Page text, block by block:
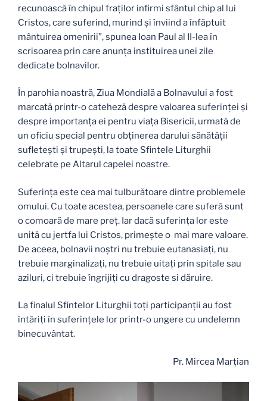
recunoască în chipul fraților infirmi sfântul chip al lui
Cristos, care suferind, murind şi înviind a înfăptuit
mântuirea omenirii”, spunea Ioan Paul al II-lea în
scrisoarea prin care anunța instituirea unei zile
dedicate bolnavilor.
În parohia noastră, Ziua Mondială a Bolnavului a fost
marcată printr-o cateheză despre valoarea suferinţei şi
despre importanţa ei pentru viaţa Bisericii, urmată de
un oficiu special pentru obţinerea darului sănătăţii
sufleteşti şi trupeşti, la toate Sfintele Liturghii
celebrate pe Altarul capelei noastre.
Suferinţa este cea mai tulburătoare dintre problemele
omului. Cu toate acestea, persoanele care suferă sunt
o comoară de mare preţ. Iar dacă suferinţa lor este
unită cu jertfa lui Cristos, primeşte o mai mare valoare.
De aceea, bolnavii noştri nu trebuie eutanasiaţi, nu
trebuie marginalizaţi, nu trebuie uitaţi prin spitale sau
aziluri, ci trebuie îngrijiți cu dragoste si dăruire.
La finalul Sfintelor Liturghii toţi participanţii au fost
întăriţi în suferinţele lor printr-o ungere cu undelemn
binecuvântat.
Pr. Mircea Marţian